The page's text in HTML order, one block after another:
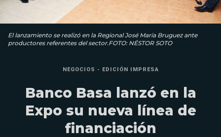
El lanzamiento se realizó en la Regional José María Bruguez ante
productores referentes del sector.FOTO: NÉSTOR SOTO
NEGOCIOS - EDICIÓN IMPRESA
Banco Basa lanzó en la
Expo su nueva línea de
financiación